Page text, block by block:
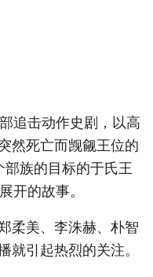
追击动作史剧，以高
然死亡而觊觎王位的
族的目标的于氏王
开的故事。
柔美、李洙赫、朴智
就引起热烈的关注。